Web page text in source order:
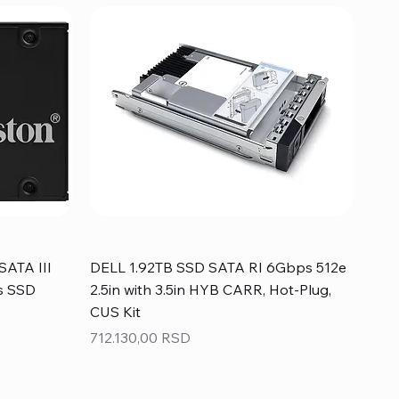
III
SSD
DELL 1.92TB SSD SATA RI 6Gbps 512e
2.5in with 3.5in HYB CARR, Hot-Plug,
CUS Kit
Price
712.130,00 RSD